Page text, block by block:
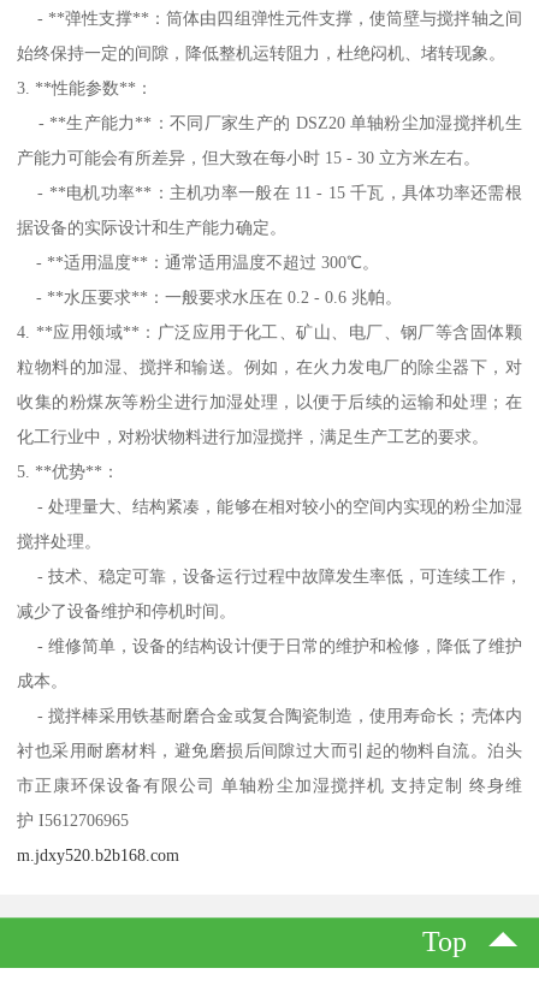
- **弹性支撑**：筒体由四组弹性元件支撑，使筒壁与搅拌轴之间
始终保持一定的间隙，降低整机运转阻力，杜绝闷机、堵转现象。
3. **性能参数**：
- **生产能力**：不同厂家生产的 DSZ20 单轴粉尘加湿搅拌机生
产能力可能会有所差异，但大致在每小时 15 - 30 立方米左右。
- **电机功率**：主机功率一般在 11 - 15 千瓦，具体功率还需根
据设备的实际设计和生产能力确定。
- **适用温度**：通常适用温度不超过 300℃。
- **水压要求**：一般要求水压在 0.2 - 0.6 兆帕。
4. **应用领域**：广泛应用于化工、矿山、电厂、钢厂等含固体颗
粒物料的加湿、搅拌和输送。例如，在火力发电厂的除尘器下，对
收集的粉煤灰等粉尘进行加湿处理，以便于后续的运输和处理；在
化工行业中，对粉状物料进行加湿搅拌，满足生产工艺的要求。
5. **优势**：
- 处理量大、结构紧凑，能够在相对较小的空间内实现的粉尘加湿
搅拌处理。
- 技术、稳定可靠，设备运行过程中故障发生率低，可连续工作，
减少了设备维护和停机时间。
- 维修简单，设备的结构设计便于日常的维护和检修，降低了维护
成本。
- 搅拌棒采用铁基耐磨合金或复合陶瓷制造，使用寿命长；壳体内
衬也采用耐磨材料，避免磨损后间隙过大而引起的物料自流。泊头
市正康环保设备有限公司 单轴粉尘加湿搅拌机 支持定制 终身维
护 I5612706965
m.jdxy520.b2b168.com
Top